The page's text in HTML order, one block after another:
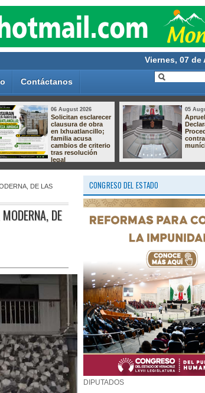
Viernes, 07 de
Contáctanos
06 August 2026
Solicitan esclarecer
clausura de obra
en Ixhuatlancillo;
familia acusa
cambios de criterio
tras resolución
legal
05
DE LAS
DE
CONGRESO DEL ESTADO
DIPUTADOS